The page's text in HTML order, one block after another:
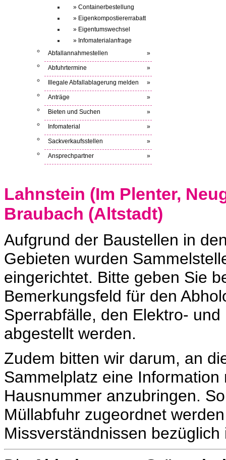
» Containerbestellung
» Eigenkompostiererrabatt
» Eigentumswechsel
» Infomaterialanfrage
Abfallannahmestellen
»
Abfuhrtermine »
Illegale Abfallablagerung melden »
Anträge »
Bieten und Suchen »
Infomaterial »
Sackverkaufsstellen »
Ansprechpartner »
Lahnstein (Im Plenter,
Braubach (Altstadt)
Aufgrund der Baustellen in
Gebieten wurden
eingerichtet. Bitte geben Sie
Bemerkungsfeld für den
Sperrabfälle, den Elektro-
abgestellt werden.
Zudem bitten wir darum, an
Sammelplatz eine
Hausnummer anzubringen.
Müllabfuhr zugeordnet
Missverständnissen